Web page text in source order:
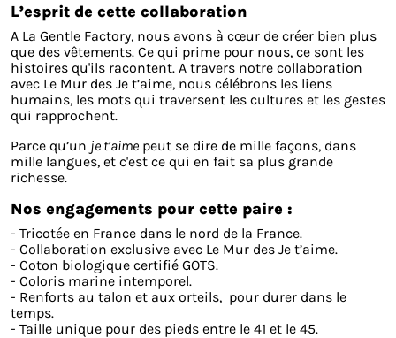
L’esprit de cette collaboration
A La Gentle Factory, nous avons à cœur de créer bien plus
que des vêtements. Ce qui prime pour nous, ce sont les
histoires qu'ils racontent. A travers notre collaboration
avec Le Mur des Je t’aime, nous célébrons les liens
humains, les mots qui traversent les cultures et les gestes
qui rapprochent.
Parce qu’un je t’aime peut se dire de mille façons, dans
mille langues, et c'est ce qui en fait sa plus grande
richesse.
Nos engagements pour cette paire :
- Tricotée en France dans le nord de la France.
- Collaboration exclusive avec Le Mur des Je t’aime.
- Coton biologique certifié GOTS.
- Coloris marine intemporel.
- Renforts au talon et aux orteils, pour durer dans le
temps.
- Taille unique pour des pieds entre le 41 et le 45.